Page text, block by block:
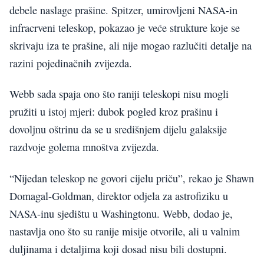
debele naslage prašine. Spitzer, umirovljeni NASA-in
infracrveni teleskop, pokazao je veće strukture koje se
skrivaju iza te prašine, ali nije mogao razlučiti detalje na
razini pojedinačnih zvijezda.
Webb sada spaja ono što raniji teleskopi nisu mogli
pružiti u istoj mjeri: dubok pogled kroz prašinu i
dovoljnu oštrinu da se u središnjem dijelu galaksije
razdvoje golema mnoštva zvijezda.
“Nijedan teleskop ne govori cijelu priču”, rekao je Shawn
Domagal-Goldman, direktor odjela za astrofiziku u
NASA-inu sjedištu u Washingtonu. Webb, dodao je,
nastavlja ono što su ranije misije otvorile, ali u valnim
duljinama i detaljima koji dosad nisu bili dostupni.